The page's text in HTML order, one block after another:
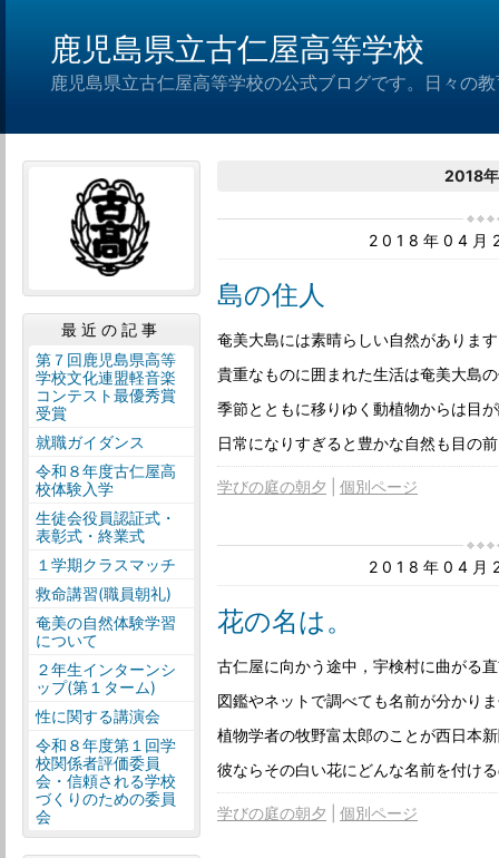
鹿児島県立古仁屋高等学校
鹿児島県立古仁屋高等学校の公式ブログです。日々の
2018
2018年04月
島の住人
奄美大島には素晴らしい自然がありま
貴重なものに囲まれた生活は奄美大島
季節とともに移りゆく動植物からは目
日常になりすぎると豊かな自然も目の
学びの庭の朝夕 個別ページ
2018年04月
花の名は。
古仁屋に向かう途中，宇検村に曲がる
図鑑やネットで調べても名前が分かり
植物学者の牧野富太郎のことが西日本
彼ならその白い花にどんな名前を付け
学びの庭の朝夕 個別ページ
最近の記事
第７回鹿児島県高等
学校文化連盟軽音楽
コンテスト最優秀賞
受賞
就職ガイダンス
令和８年度古仁屋高
校体験入学
生徒会役員認証式・
表彰式・終業式
１学期クラスマッチ
救命講習(職員朝礼)
奄美の自然体験学習
について
２年生インターンシ
ップ(第１ターム)
性に関する講演会
令和８年度第１回学
校関係者評価委員
会・信頼される学校
づくりのための委員
会